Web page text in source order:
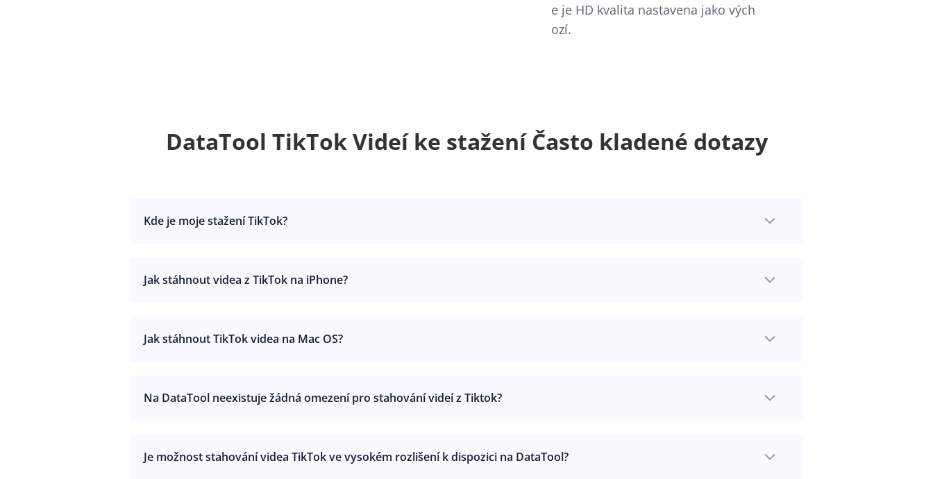
e je HD kvalita nastavena jako vých
ozí.
DataTool TikTok Videí ke stažení Často kladené dotazy
Kde je moje stažení TikTok?
Jak stáhnout videa z TikTok na iPhone?
Jak stáhnout TikTok videa na Mac OS?
Na DataTool neexistuje žádná omezení pro stahování videí z Tiktok?
Je možnost stahování videa TikTok ve vysokém rozlišení k dispozici na DataTool?